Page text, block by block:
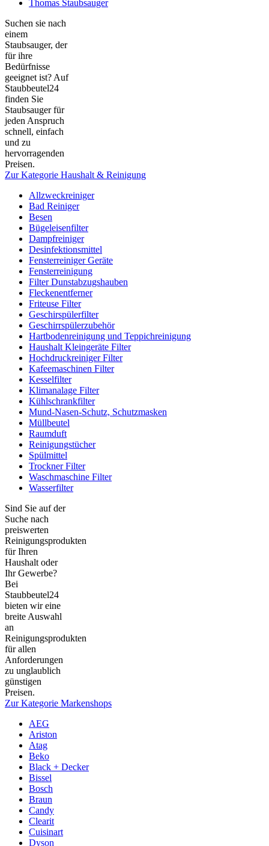
Thomas Staubsauger
Suchen sie nach
einem
Staubsauger, der
für ihre
Bedürfnisse
geeignet ist? Auf
Staubbeutel24
finden Sie
Staubsauger für
jeden Anspruch
schnell, einfach
und zu
hervorragenden
Preisen.
Zur Kategorie Haushalt & Reinigung
Allzweckreiniger
Bad Reiniger
Besen
Bügeleisenfilter
Dampfreiniger
Desinfektionsmittel
Fensterreiniger Geräte
Fensterreinigung
Filter Dunstabzugshauben
Fleckenentferner
Friteuse Filter
Geschirspülerfilter
Geschirrspülerzubehör
Hartbodenreinigung und Teppichreinigung
Haushalt Kleingeräte Filter
Hochdruckreiniger Filter
Kafeemaschinen Filter
Kesselfilter
Klimanalage Filter
Kühlschrankfilter
Mund-Nasen-Schutz, Schutzmasken
Müllbeutel
Raumduft
Reinigungstücher
Spülmittel
Trockner Filter
Waschmaschine Filter
Wasserfilter
Sind Sie auf der
Suche nach
preiswerten
Reinigungsprodukten
für Ihren
Haushalt oder
Ihr Gewerbe?
Bei
Staubbeutel24
bieten wir eine
breite Auswahl
an
Reinigungsprodukten
für allen
Anforderungen
zu unglaublich
günstigen
Preisen.
Zur Kategorie Markenshops
AEG
Ariston
Atag
Beko
Black + Decker
Bissel
Bosch
Braun
Candy
Clearit
Cuisinart
Dyson